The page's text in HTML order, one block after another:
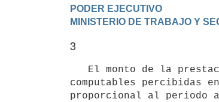
PODER EJECUTIVO
3
computables percibidas
proporcional al periodo